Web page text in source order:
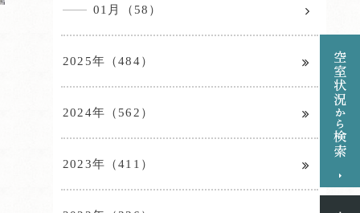
01月（58）
2025年（484）
2024年（562）
2023年（411）